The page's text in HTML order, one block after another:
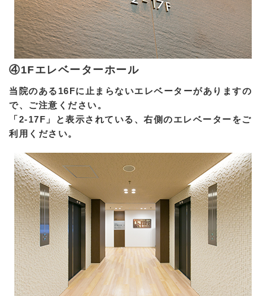
④1Fエレベーターホール
当院のある16Fに止まらないエレベーターがありますの
で、ご注意ください。
「2-17F」と表示されている、右側のエレベーターをご
利用ください。